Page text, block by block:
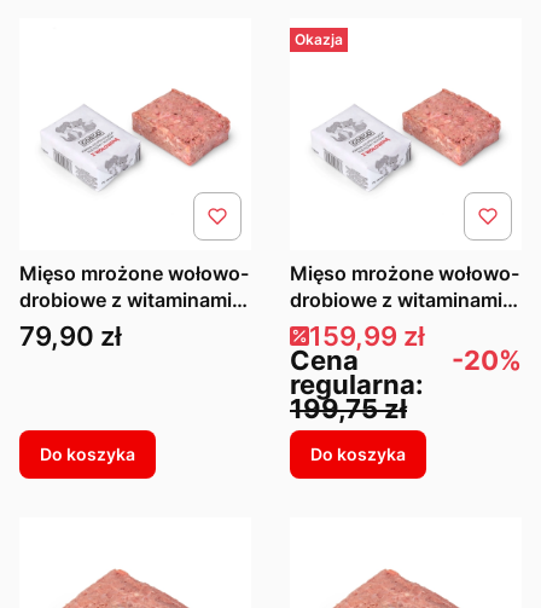
Mięso mrożone wołowo-
drobiowe z witaminami
10kg
Cena
79,90 zł
Do koszyka
Okazja
Mięso mrożone wołowo-
drobiowe z witaminami
25kg
Cena promocyjna
159,99 zł
Cena
regularna:
199,75 zł
-20%
Do koszyka